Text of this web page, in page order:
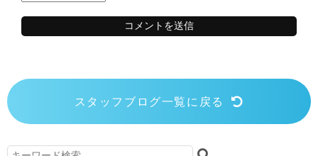
スタッフブログ一覧に戻る